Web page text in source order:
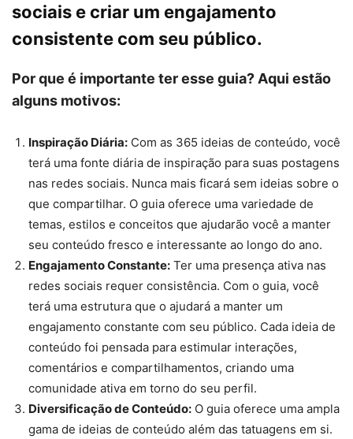
sociais e criar um engajamento
consistente com seu público.
Por que é importante ter esse guia? Aqui estão
alguns motivos:
Inspiração Diária: Com as 365 ideias de conteúdo, você
terá uma fonte diária de inspiração para suas postagens
nas redes sociais. Nunca mais ficará sem ideias sobre o
que compartilhar. O guia oferece uma variedade de
temas, estilos e conceitos que ajudarão você a manter
seu conteúdo fresco e interessante ao longo do ano.
Engajamento Constante: Ter uma presença ativa nas
redes sociais requer consistência. Com o guia, você
terá uma estrutura que o ajudará a manter um
engajamento constante com seu público. Cada ideia de
conteúdo foi pensada para estimular interações,
comentários e compartilhamentos, criando uma
comunidade ativa em torno do seu perfil.
Diversificação de Conteúdo: O guia oferece uma ampla
gama de ideias de conteúdo além das tatuagens em si.